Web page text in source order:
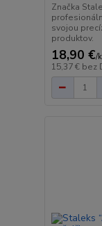
Značka
svojou
produktov.
18,90 €/
15,37 € bez